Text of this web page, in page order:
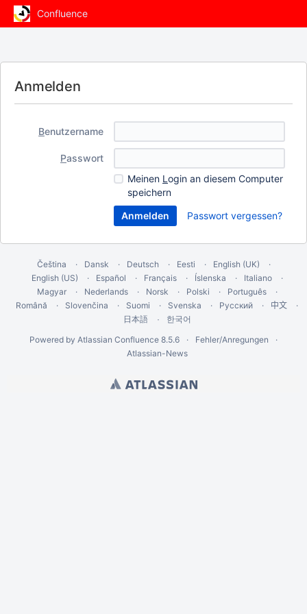
Confluence
Anmelden
Benutzername
Passwort
Meinen L ogin an diesem Computer
speichern
Passwort vergessen?
Čeština Dansk Deutsch Eesti
English (UK)
English (US)
Español Français Íslenska
Italiano
Magyar
Nederlands Norsk Polski
Português
Română
Slovenčina Suomi Svenska Русский 中文
日本語
한국어
Powered by Atlassian Confluence 8.5.6
Fehler/Anregungen
Atlassian-News